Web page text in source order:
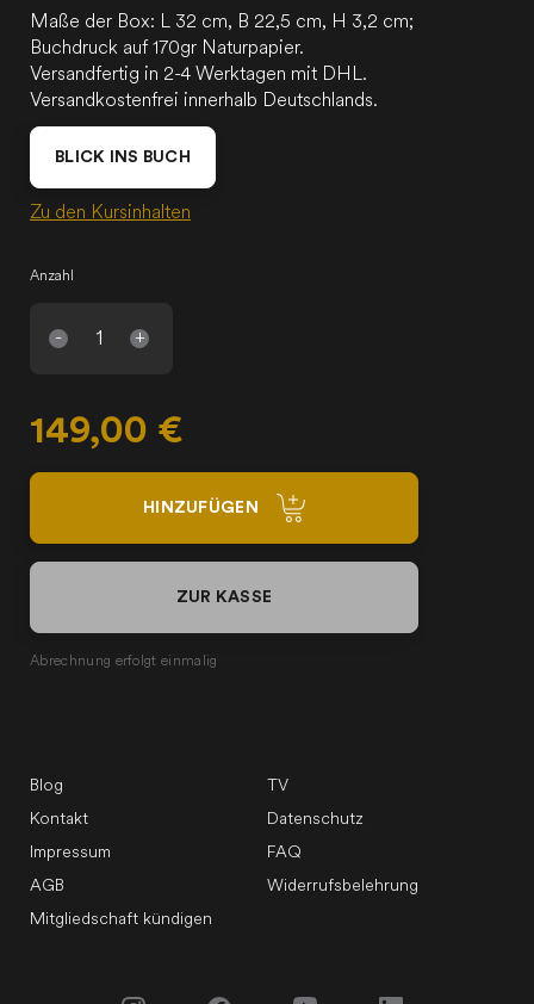
Maße der Box: L 32 cm, B 22,5 cm, H 3,2 cm;
Buchdruck auf 170gr Naturpapier.
Versandfertig in 2-4 Werktagen mit DHL.
Versandkostenfrei innerhalb Deutschlands.
BLICK INS BUCH
Zu den Kursinhalten
Anzahl
- +
149,00 €
HINZUFÜGEN
ZUR KASSE
Abrechnung erfolgt einmalig
Blog
TV
Kontakt
Datenschutz
Impressum
FAQ
AGB
Widerrufsbelehrung
Mitgliedschaft kündigen